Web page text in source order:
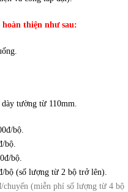
thiện như sau:
tường từ 110mm.
bộ.
bộ.
(số lượng từ 2 bộ trở lên).
(miễn phí số lượng từ 4 bộ